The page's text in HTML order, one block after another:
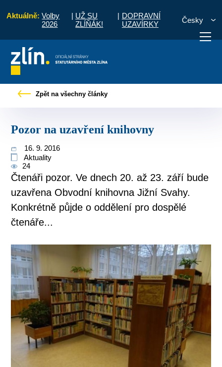
Aktuálně: Volby
2026
| UŽ SU
ZLÍŇÁK!
| DOPRAVNÍ
UZAVÍRKY
Česky
vyřídit Potřebuji zaplatit
Zpět na všechny články
Pozor na uzavření knihovny
16. 9. 2016
Aktuality
24
Čtenáři pozor. Ve dnech 20. až 23. září bude
uzavřena Obvodní knihovna Jižní Svahy.
Konkrétně půjde o oddělení pro dospělé
čtenáře...